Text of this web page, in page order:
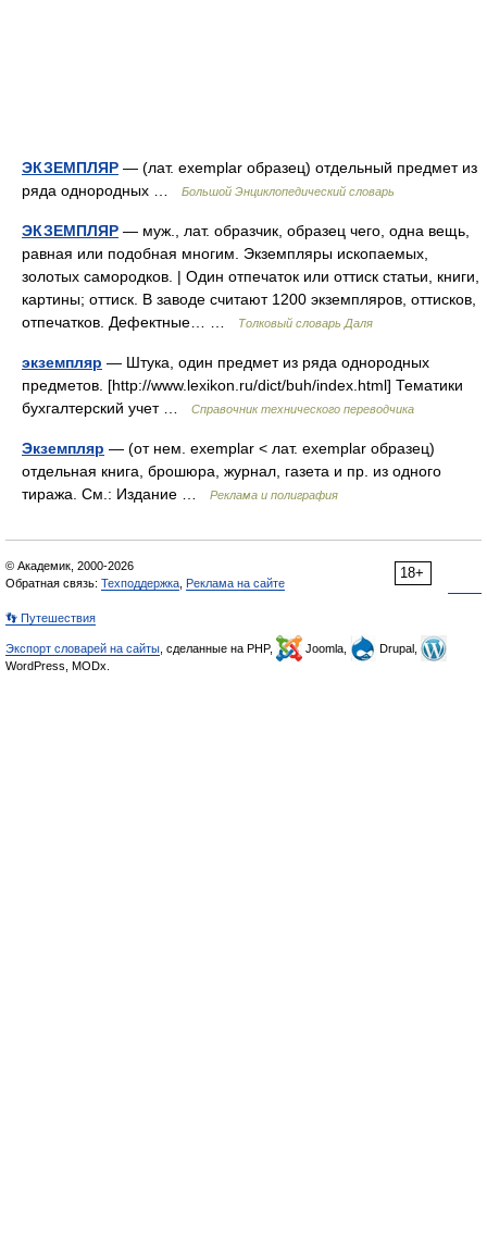
ЭКЗЕМПЛЯР — (лат. exemplar образец) отдельный предмет из
ряда однородных …
Большой Энциклопедический словарь
ЭКЗЕМПЛЯР — муж., лат. образчик, образец чего, одна вещь,
равная или подобная многим. Экземпляры ископаемых,
золотых самородков. | Один отпечаток или оттиск статьи, книги,
картины; оттиск. В заводе считают 1200 экземпляров, оттисков,
отпечатков. Дефектные… …
Толковый словарь Даля
экземпляр — Штука, один предмет из ряда однородных
предметов. [http://www.lexikon.ru/dict/buh/index.html] Тематики
бухгалтерский учет …
Справочник технического переводчика
Экземпляр — (от нем. exemplar < лат. exemplar образец)
отдельная книга, брошюра, журнал, газета и пр. из одного
тиража. См.: Издание …
Реклама и полиграфия
18+
© Академик, 2000-2026
Обратная связь: Техподдержка Реклама на сайте
👣 Путешествия
Экспорт словарей на сайты , сделанные на PHP, Joomla,
Drupal,
WordPress, MODx.